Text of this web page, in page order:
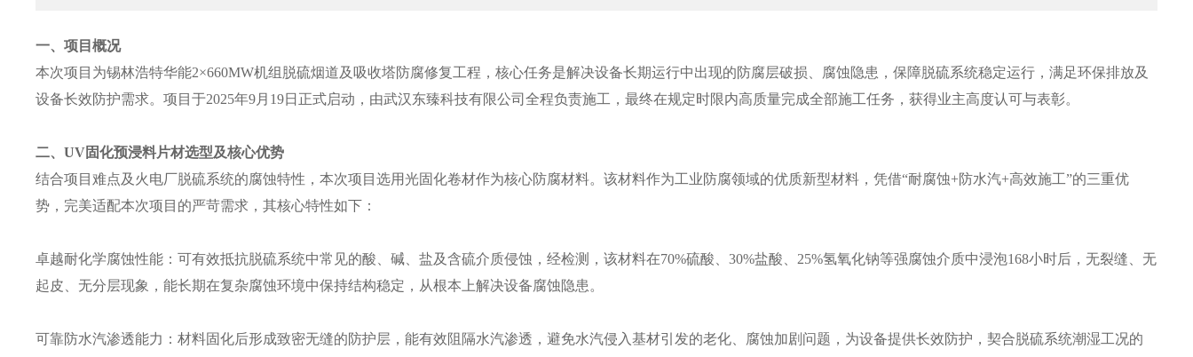
一、项目概况
本次项目为锡林浩特华能2×660MW机组脱硫烟道及吸收塔防腐修复工程，核心任务是解决设备长期运行中出现的防腐层破损、腐蚀隐患，保障脱硫系统稳定运行，满足环保排放及
设备长效防护需求。项目于2025年9月19日正式启动，由武汉东臻科技有限公司全程负责施工，最终在规定时限内高质量完成全部施工任务，获得业主高度认可与表彰。
二、UV固化预浸料片材选型及核心优势
结合项目难点及火电厂脱硫系统的腐蚀特性，本次项目选用光固化卷材作为核心防腐材料。该材料作为工业防腐领域的优质新型材料，凭借“耐腐蚀+防水汽+高效施工”的三重优
势，完美适配本次项目的严苛需求，其核心特性如下：
卓越耐化学腐蚀性能：可有效抵抗脱硫系统中常见的酸、碱、盐及含硫介质侵蚀，经检测，该材料在70%硫酸、30%盐酸、25%氢氧化钠等强腐蚀介质中浸泡168小时后，无裂缝、无
起皮、无分层现象，能长期在复杂腐蚀环境中保持结构稳定，从根本上解决设备腐蚀隐患。
可靠防水汽渗透能力：材料固化后形成致密无缝的防护层，能有效阻隔水汽渗透，避免水汽侵入基材引发的老化、腐蚀加剧问题，为设备提供长效防护，契合脱硫系统潮湿工况的